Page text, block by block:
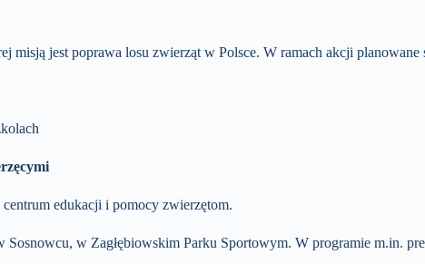
misją jest poprawa losu zwierząt w Polsce. W ramach akcji planowane
edukacji i pomocy zwierzętom.
Sosnowcu, w Zagłębiowskim Parku Sportowym. W programie m.in.